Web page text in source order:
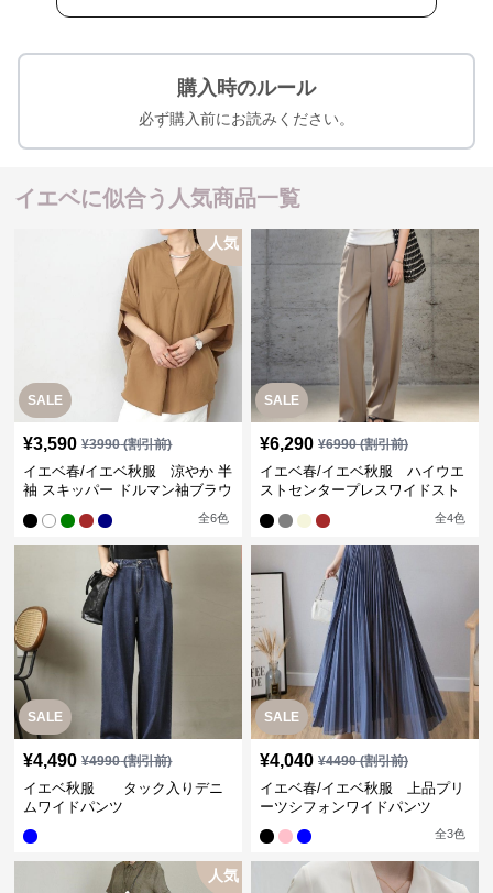
購入時のルール
必ず購入前にお読みください。
イエベに似合う人気商品一覧
SALE
人気
¥3,590 ¥3990(割引前)
イエベ春/イエベ秋服 涼やか 半
袖 スキッパー ドルマン袖ブラウ
全6色
SALE
¥6,290 ¥6990(割引前)
イエベ春/イエベ秋服 ハイウエ
ストセンタープレスワイドスト
全4色
SALE
¥4,490 ¥4990(割引前)
イエベ秋服 タック入りデニ
ムワイドパンツ
SALE
¥4,040 ¥4490(割引前)
イエベ春/イエベ秋服 上品プリ
ーツシフォンワイドパンツ
全3色
人気